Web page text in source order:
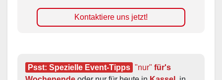
Kontaktiere uns jetzt!
Psst: Spezielle Event-Tipps "nur" für's